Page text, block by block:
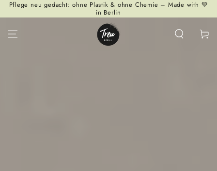
ZUM INHALT
Pflege neu gedacht: ohne Plastik & ohne Chemie – Made with 💚
in Berlin